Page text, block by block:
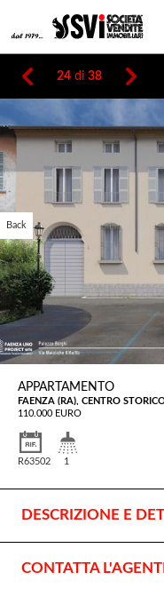
24 di 38
Back
APPARTAMENTO
FAENZA (RA), CENTRO
110.000 EURO
R63502 1
DESCRIZIONE E
CONTATTA